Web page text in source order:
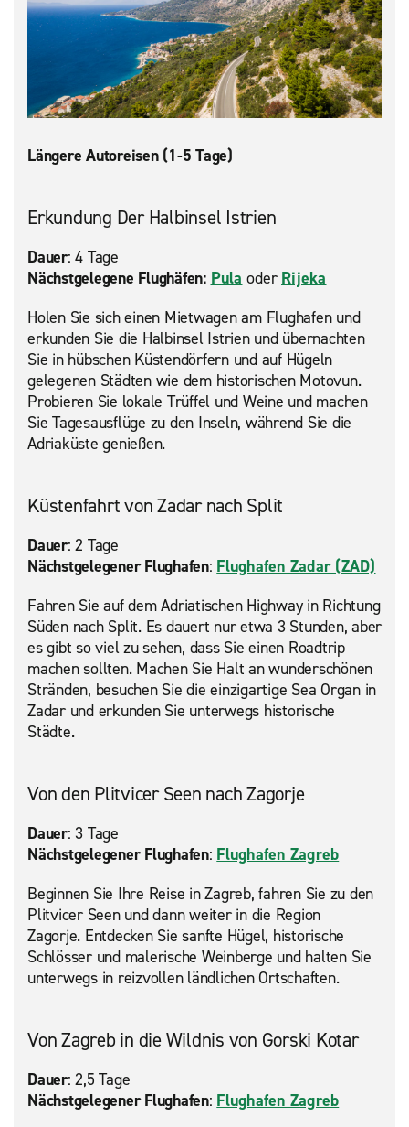
Längere Autoreisen (1-5 Tage)
Erkundung Der Halbinsel Istrien
Dauer: 4 Tage
Nächstgelegene Flughäfen: Pula oder Rijeka
Holen Sie sich einen Mietwagen am Flughafen und
erkunden Sie die Halbinsel Istrien und übernachten
Sie in hübschen Küstendörfern und auf Hügeln
gelegenen Städten wie dem historischen Motovun.
Probieren Sie lokale Trüffel und Weine und machen
Sie Tagesausflüge zu den Inseln, während Sie die
Adriaküste genießen.
Küstenfahrt von Zadar nach Split
Dauer: 2 Tage
Nächstgelegener Flughafen: Flughafen Zadar (ZAD)
Fahren Sie auf dem Adriatischen Highway in Richtung
Süden nach Split. Es dauert nur etwa 3 Stunden, aber
es gibt so viel zu sehen, dass Sie einen Roadtrip
machen sollten. Machen Sie Halt an wunderschönen
Stränden, besuchen Sie die einzigartige Sea Organ in
Zadar und erkunden Sie unterwegs historische
Städte.
Von den Plitvicer Seen nach Zagorje
Dauer: 3 Tage
Nächstgelegener Flughafen: Flughafen Zagreb
Beginnen Sie Ihre Reise in Zagreb, fahren Sie zu den
Plitvicer Seen und dann weiter in die Region
Zagorje. Entdecken Sie sanfte Hügel, historische
Schlösser und malerische Weinberge und halten Sie
unterwegs in reizvollen ländlichen Ortschaften.
Von Zagreb in die Wildnis von Gorski Kotar
Dauer: 2,5 Tage
Nächstgelegener Flughafen: Flughafen Zagreb